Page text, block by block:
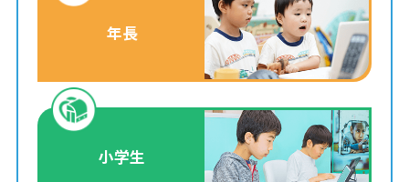
年長
小学生